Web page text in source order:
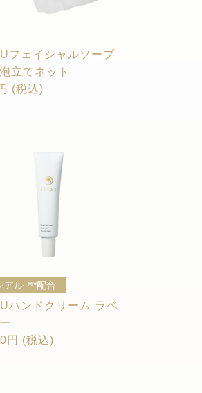
フェイシャルソープ
立てネット
(税込)
アル™*配合
ハンドクリーム ラベ
円 (税込)